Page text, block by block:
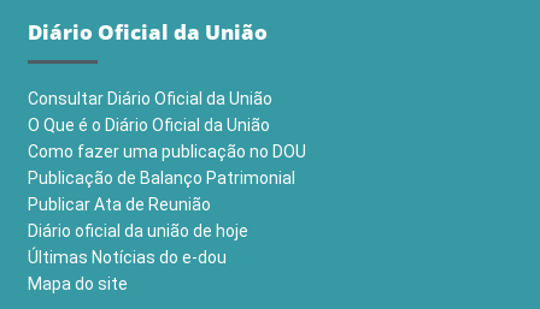
Diário Oficial da União
Consultar Diário Oficial da União
O Que é o Diário Oficial da União
Como fazer uma publicação no DOU
Publicação de Balanço Patrimonial
Publicar Ata de Reunião
Diário oficial da união de hoje
Últimas Notícias do e-dou
Mapa do site